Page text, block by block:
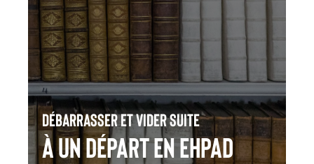
Débarrasser et vider suite
à un départ en Ehpad